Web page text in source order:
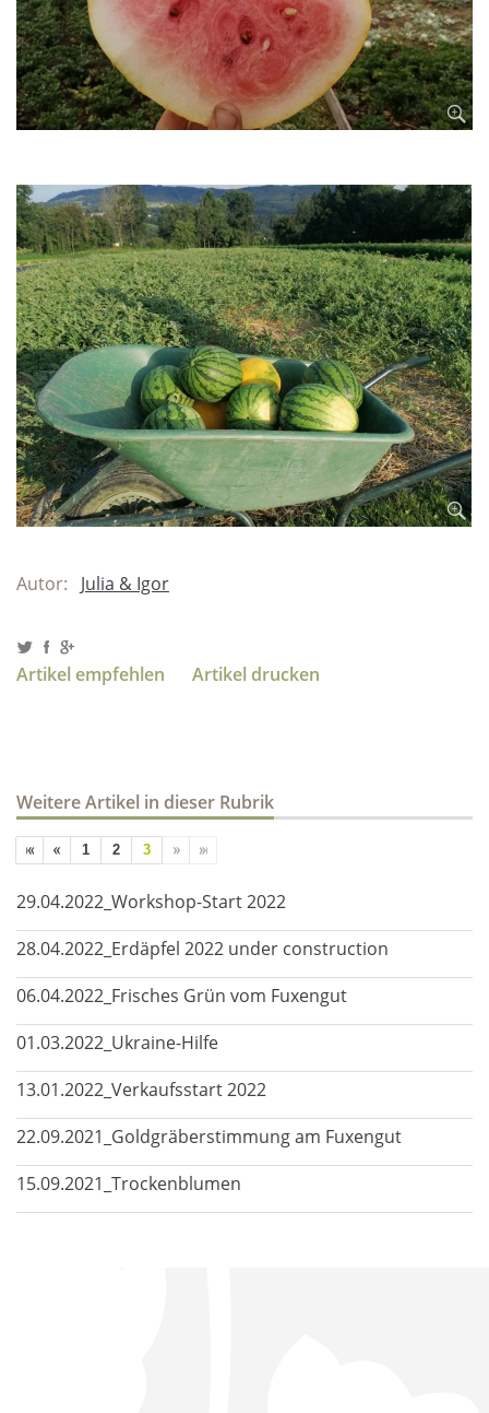
Autor: Julia & Igor
Artikel empfehlen Artikel drucken
Weitere Artikel in dieser Rubrik
1 2 3
29.04.2022_Workshop-Start 2022
28.04.2022_Erdäpfel 2022 under construction
06.04.2022_Frisches Grün vom Fuxengut
01.03.2022_Ukraine-Hilfe
13.01.2022_Verkaufsstart 2022
22.09.2021_Goldgräberstimmung am Fuxengut
15.09.2021_Trockenblumen